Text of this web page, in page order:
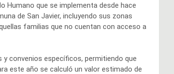
Humano que se implementa desde hace
de San Javier, incluyendo sus zonas
familias que no cuentan con acceso a
y convenios específicos, permitiendo que
este año se calculó un valor estimado de